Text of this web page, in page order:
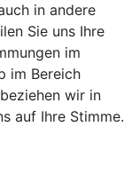
in andere
Sie uns Ihre
im
im Bereich
wir in
auf Ihre Stimme.